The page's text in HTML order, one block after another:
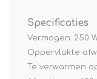
Specificaties
Vermogen: 250
Oppervlakte
Te verwarmen